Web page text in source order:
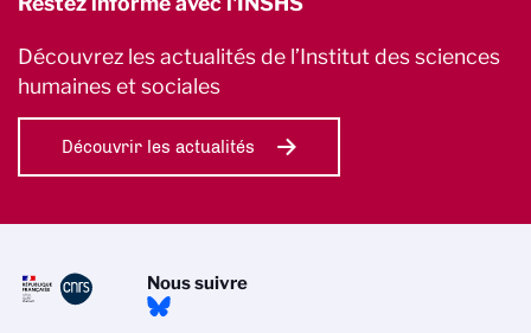
Découvrez les actualités de l’Institut des sciences
humaines et sociales
Découvrir les actualités
Nous suivre